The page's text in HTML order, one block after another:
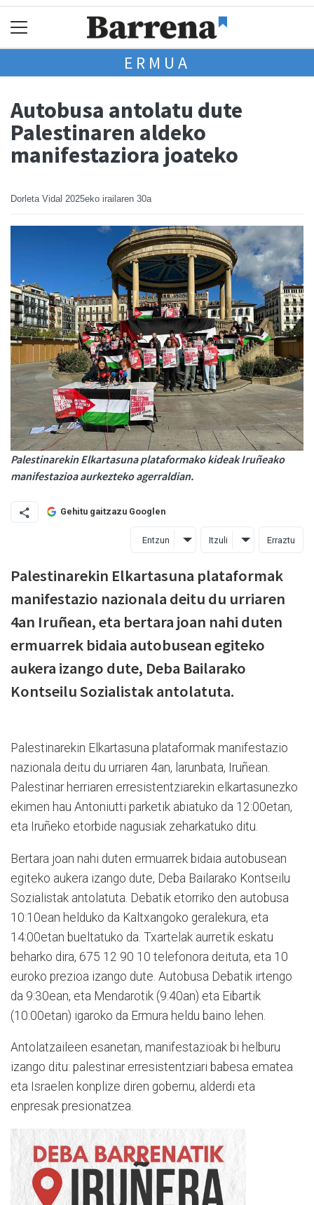
ERMUA
Autobusa antolatu dute
Palestinaren aldeko
manifestaziora joateko
Dorleta Vidal 2025eko irailaren 30a
Palestinarekin Elkartasuna plataformako kideak Iruñeako
manifestazioa aurkezteko agerraldian.
Gehitu gaitzazu Googlen
Entzun Itzuli Erraztu
Palestinarekin Elkartasuna plataformak
manifestazio nazionala deitu du urriaren
4an Iruñean, eta bertara joan nahi duten
ermuarrek bidaia autobusean egiteko
aukera izango dute, Deba Bailarako
Kontseilu Sozialistak antolatuta.
Palestinarekin Elkartasuna plataformak manifestazio
nazionala deitu du urriaren 4an, larunbata, Iruñean.
Palestinar herriaren erresistentziarekin elkartasunezko
ekimen hau Antoniutti parketik abiatuko da 12:00etan,
eta Iruñeko etorbide nagusiak zeharkatuko ditu.
Bertara joan nahi duten ermuarrek bidaia autobusean
egiteko aukera izango dute, Deba Bailarako Kontseilu
Sozialistak antolatuta. Debatik etorriko den autobusa
10:10ean helduko da Kaltxangoko geralekura, eta
14:00etan bueltatuko da. Txartelak aurretik eskatu
beharko dira, 675 12 90 10 telefonora deituta, eta 10
euroko prezioa izango dute. Autobusa Debatik irtengo
da 9:30ean, eta Mendarotik (9:40an) eta Eibartik
(10:00etan) igaroko da Ermura heldu baino lehen.
Antolatzaileen esanetan, manifestazioak bi helburu
izango ditu: palestinar erresistentziari babesa ematea
eta Israelen konplize diren gobernu, alderdi eta
enpresak presionatzea.